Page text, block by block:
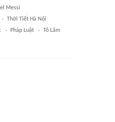
Messi
Thời Tiết Hà Nội
Pháp Luật
Tô Lâm